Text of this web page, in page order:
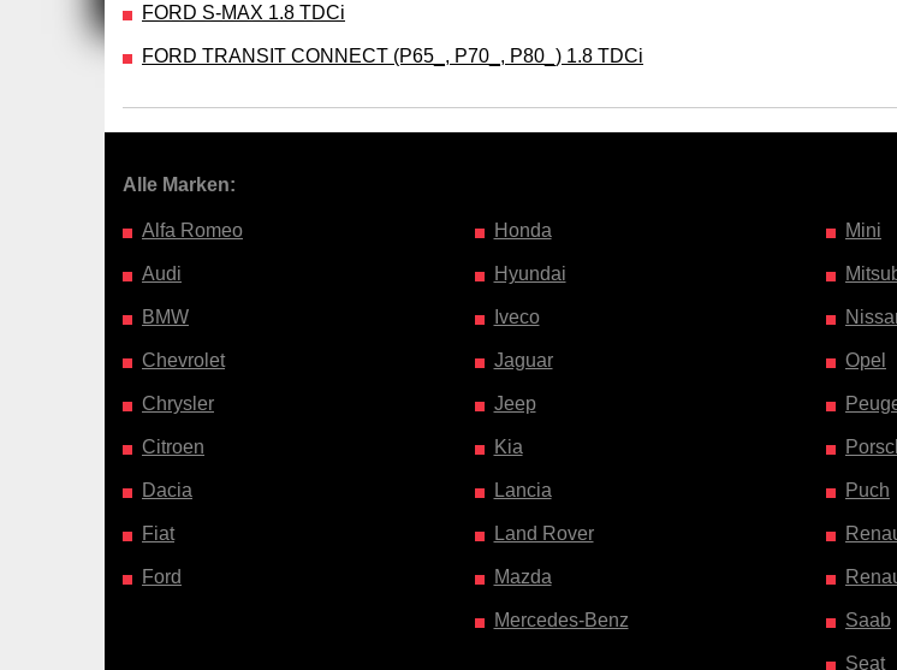
FORD S-MAX 1.8 TDCi
FORD TRANSIT CONNECT (P65_, P70_, P80_) 1.8 TDCi
Alle Marken:
Alfa Romeo
Audi
BMW
Chevrolet
Chrysler
Citroen
Dacia
Fiat
Ford
Honda
Hyundai
Iveco
Jaguar
Jeep
Kia
Lancia
Land Rover
Mazda
Mercedes-Benz
Mini
Opel
Puch
Saab
Seat